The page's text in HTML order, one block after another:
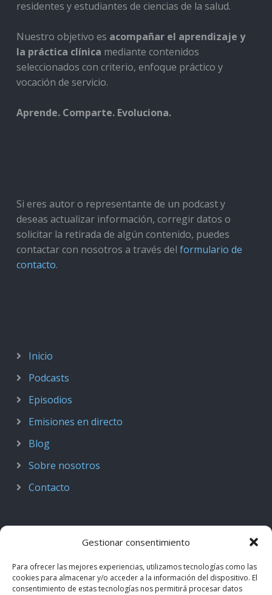
Gestionar consentimiento
Para ofrecer las mejores experiencias, utilizamos tecnologías como las
cookies para almacenar y/o acceder a la información del dispositivo. El
consentimiento de estas tecnologías nos permitirá procesar datos
residentes y estudiantes de ciencias de la salud.
Nuestro objetivo es acompañar el aprendizaje y
la práctica clínica mediante contenidos
seleccionados con criterio, enfoque práctico y
vocación de servicio.
Aprende. Comparte. Evoluciona.
Si eres autor o representante de un podcast y
deseas actualizar información, corregir datos o
solicitar la retirada de algún contenido, puedes
contactar con nosotros a través del formulario de
contacto.
Inicio
Podcasts
Episodios
Emisiones en directo
Blog
Sobre nosotros
Contacto